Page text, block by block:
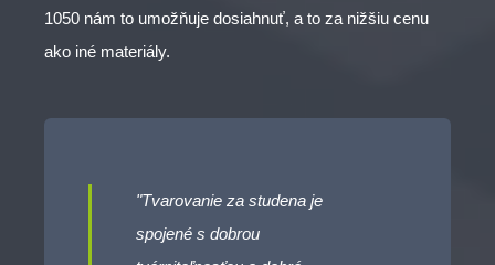
1050 nám to umožňuje dosiahnuť, a to za nižšiu cenu
ako iné materiály.
"Tvarovanie za studena je
spojené s dobrou